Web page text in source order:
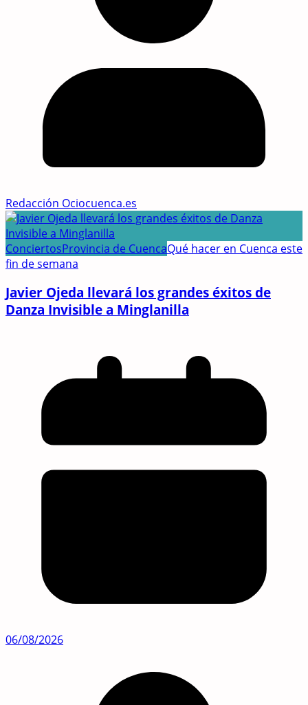
Redacción Ociocuenca.es
ConciertosProvincia de CuencaQué hacer en Cuenca este
fin de semana
Javier Ojeda llevará los grandes éxitos de
Danza Invisible a Minglanilla
06/08/2026